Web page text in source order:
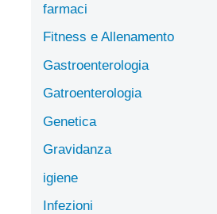
farmaci
Fitness e Allenamento
Gastroenterologia
Gatroenterologia
Genetica
Gravidanza
igiene
Infezioni